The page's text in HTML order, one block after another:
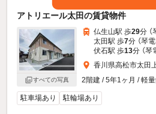
アトリエール太田の賃貸物件
すべての写真
仏生山駅 歩29分 （
太田駅 歩7分 （琴
伏石駅 歩13分 （琴
香川県高松市太田
2階建 / 5年1ヶ月 / 軽
駐車場あり 駐輪場あり